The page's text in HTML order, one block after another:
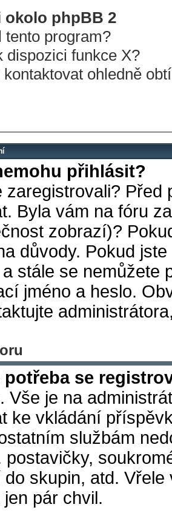
okolo phpBB 2
tento program?
dispozici funkce X?
kontaktovat ohledně
přihlásit?
zaregistrovali?
Byla vám na fóru
zobrazí)?
důvody. Pokud
stále se nemůžete
jméno a heslo.
potřeba se
Vše je na
ke vkládání
službám
postavičky,
do skupin, atd.
pár chvil.